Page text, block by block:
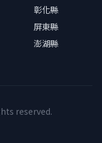
彰化縣
屏東縣
澎湖縣
reserved.